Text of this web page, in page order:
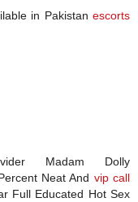
in Pakistan escorts
Madam Dolly
Neat And vip call
Full Educated Hot Sex